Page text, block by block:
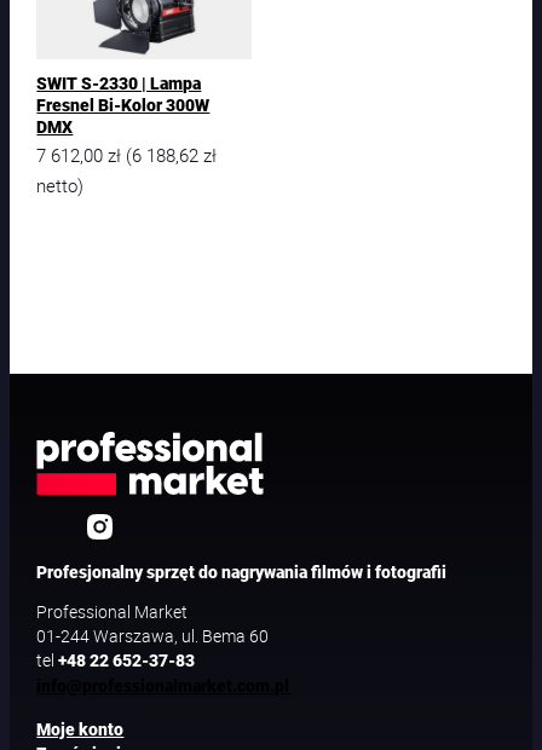
SWIT S-2330 | Lampa
Fresnel Bi-Kolor 300W
DMX
7 612,00zł (6 188,62zł
netto)
Profesjonalny sprzęt do nagrywania filmów i fotografii
Professional Market
01-244 Warszawa, ul. Bema 60
tel+48 22 652-37-83
Moje konto